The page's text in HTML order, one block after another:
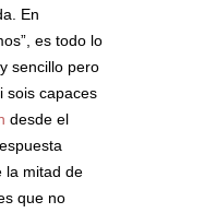
En
es todo lo
sencillo pero
sois capaces
desde el
la mitad de
que no